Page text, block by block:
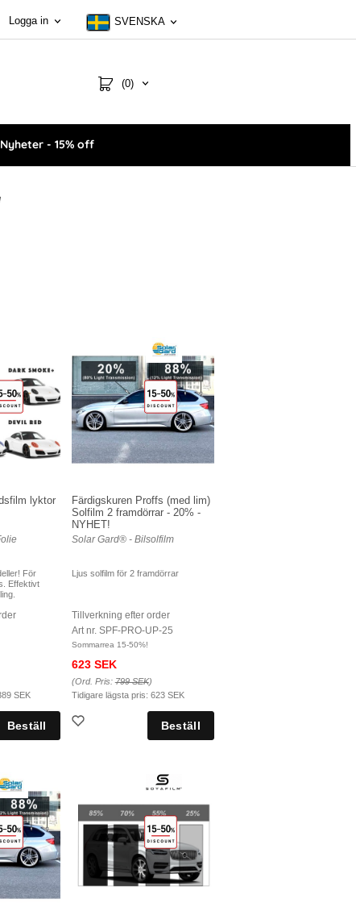
Logga in SVENSKA
(0)
Nyheter - 15% off
lyktor
För
Effektivt
SEK
Färdigskuren Proffs (med lim)
Solfilm 2 framdörrar - 20% -
NYHET!
Solar Gard® - Bilsolfilm
Ljus solfilm för 2 framdörrar
Tillverkning efter order
Art nr. SPF-PRO-UP-25
Sommarrea 15-50%!
623 SEK
(Ord. Pris:799 SEK)
Tidigare lägsta pris: 623 SEK